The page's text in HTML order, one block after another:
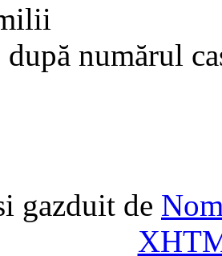
după numărul
gazduit de